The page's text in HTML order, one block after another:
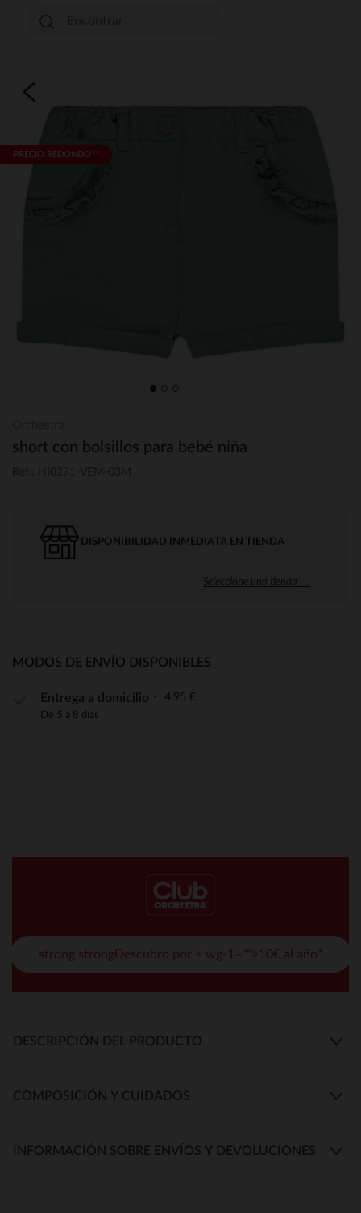
PRECIO REDONDO**
short con bolsillos para bebé niña
DISPONIBILIDAD INMEDIATA EN TIENDA
Seleccione una tienda →
MODOS DE ENVÍO DISPONIBLES
Entrega a domicilio 4,95 €
De 5 a 8 días
strong strongDescubro por < wg-1="">10€ al año*
DESCRIPCIÓN DEL PRODUCTO
COMPOSICIÓN Y CUIDADOS
INFORMACIÓN SOBRE ENVÍOS Y DEVOLUCIONES